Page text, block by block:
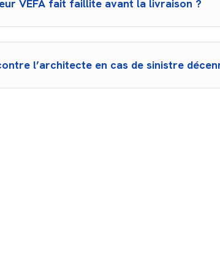
VEFA fait faillite avant la livraison ?
l’architecte en cas de sinistre